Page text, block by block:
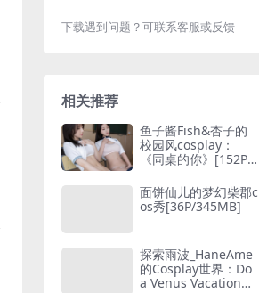
下载遇到问题？可联系客服或反馈
相关推荐
鱼子酱Fish&杏子的
校园风cosplay：
《同桌的你》[152P-
面饼仙儿的梦幻柴郡c
os秀[36P/345MB]
探索雨波_HaneAme
的Cosplay世界：Do
a Venus Vacation的